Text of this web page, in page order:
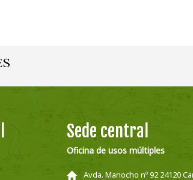
Sede central
Oficina de usos múltiples
Avda. Manocho nº 92 24120